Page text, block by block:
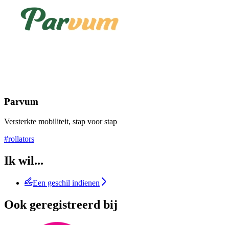
Parvum
Versterkte mobiliteit, stap voor stap
#rollators
Ik wil...
Een geschil indienen
Ook geregistreerd bij